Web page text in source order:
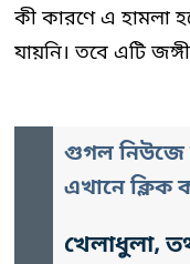
কী কারণে এ হামলা
যায়নি। তবে এটি
গুগল নিউজে
এখানে ক্লিক
খেলাধুলা,